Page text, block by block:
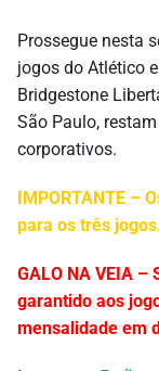
Prossegue nesta
jogos do Atlético
Bridgestone
São Paulo,
corporativos.
IMPORTANTE –
para os três
GALO NA VEIA –
garantido aos
mensalidade em